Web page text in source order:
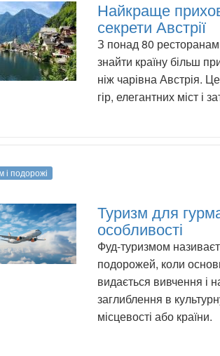
Найкраще
секрети Австрії
З понад 80
знайти країну більш
ніж чарівна Австрія.
гір, елегантних міст і
і подорожі
Туризм для
особливості
Фуд-туризмом
подорожей, коли
видається вивчення і
заглиблення в
місцевості або країни.